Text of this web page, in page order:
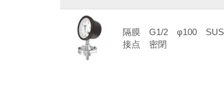
隔膜 G1/2 φ100
接点 密閉